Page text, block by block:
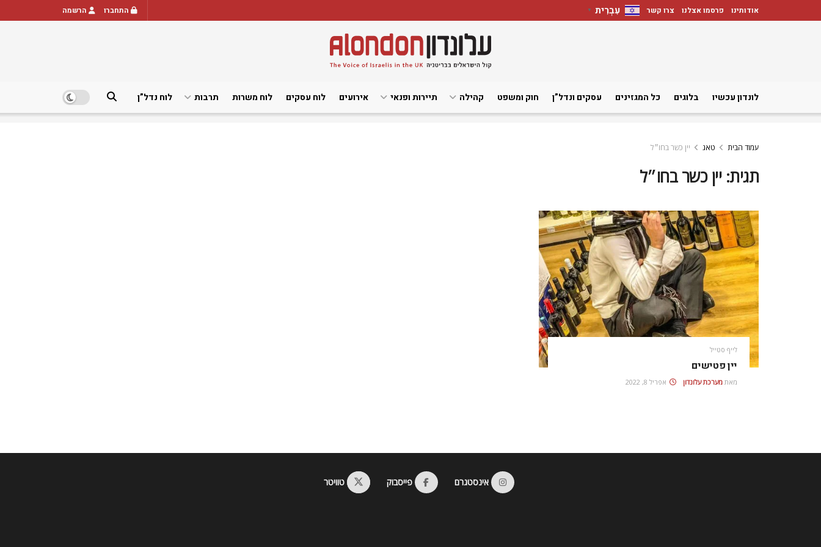
אודותינו פרסמו אצלנו צרו קשר עִבְרִית ▼ התחברו הרשמה
לונדון עכשיו בלוגים כל המגזינים עסקים ונדל”ן חוק ומשפט קהילה תיירות ופנאי אירועים לוח עסקים לוח משרות תרבות לוח נדל”ן
עמוד הבית טאג יין כשר בחו״ל
תגית:יין כשר בחו״ל
לייף סטייל
יין פטישים
מאת מערכת עלונדון אפריל 8, 2022
אינסטגרם פייסבוק טוויטר